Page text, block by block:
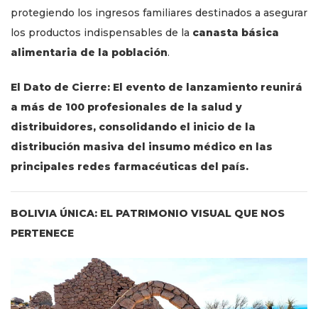
protegiendo los ingresos familiares destinados a asegurar
los productos indispensables de la canasta básica
alimentaria de la población.
El Dato de Cierre: El evento de lanzamiento reunirá
a más de 100 profesionales de la salud y
distribuidores, consolidando el inicio de la
distribución masiva del insumo médico en las
principales redes farmacéuticas del país.
BOLIVIA ÚNICA: EL PATRIMONIO VISUAL QUE NOS
PERTENECE